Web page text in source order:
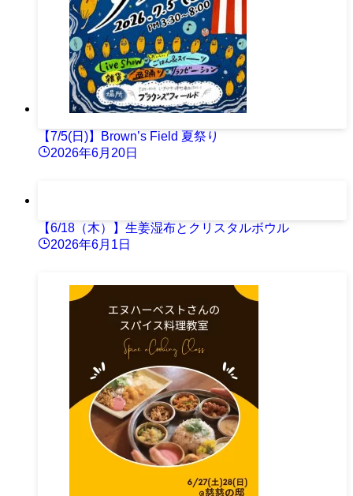
【7/5(日)】Brown’s Field 夏祭り
2026年6月20日
【6/18（木）】生姜湿布とクリスタルボウル
2026年6月1日